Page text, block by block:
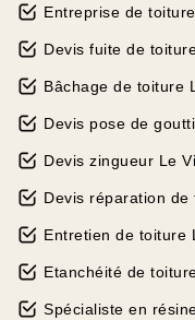
Entreprise de
Devis fuite de
Bâchage de toiture
Devis pose de
Devis zingueur Le
Devis réparation
Entretien de toiture
Etanchéité de
Spécialiste en